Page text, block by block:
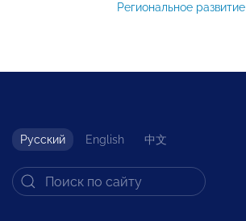
Региональное развитие
Русский English 中文